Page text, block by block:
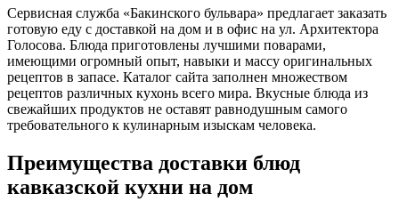
Сервисная служба «Бакинского бульвара» предлагает заказать
готовую еду с доставкой на дом и в офис на ул. Архитектора
Голосова. Блюда приготовлены лучшими поварами,
имеющими огромный опыт, навыки и массу оригинальных
рецептов в запасе. Каталог сайта заполнен множеством
рецептов различных кухонь всего мира. Вкусные блюда из
свежайших продуктов не оставят равнодушным самого
требовательного к кулинарным изыскам человека.
Преимущества доставки блюд
кавказской кухни на дом